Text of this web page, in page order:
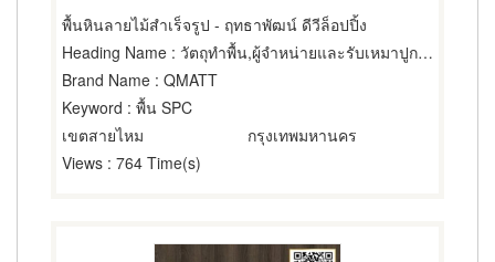
พื้นหินลายไม้สำเร็จรูป - ฤทธาพัฒน์ ดีวีล็อปปิ้ง
Heading Name : วัตถุทำพื้น,ผู้จำหน่ายและรับเหมาปูกระเบื้องเซรามิก,ผู้จำหน่ายและรับเหมาปูวัสดุปูพื้น
Brand Name : QMATT
Keyword : พื้น SPC
เขตสายไหม
กรุงเทพมหานคร
Views : 764 Time(s)